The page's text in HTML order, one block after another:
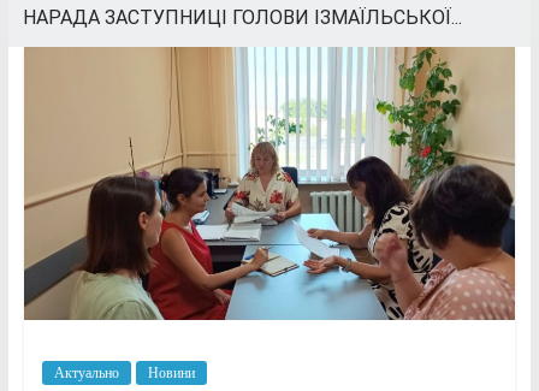
НАРАДА ЗАСТУПНИЦІ ГОЛОВИ ІЗМАЇЛЬСЬКОЇ...
Актуально Новини